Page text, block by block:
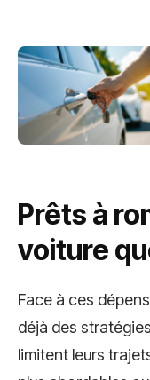
Prêts à
voiture
Face à ces
déjà des
limitent leurs